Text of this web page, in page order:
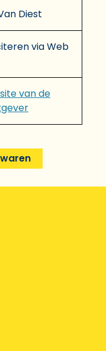
Diest
via Web
van de